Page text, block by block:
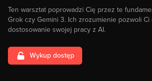
Ten warsztat poprowadzi Cię przez te
Grok czy Gemini 3. Ich zrozumienie pozwoli Ci
dostosowanie swojej pracy z AI.
Wykup dostęp